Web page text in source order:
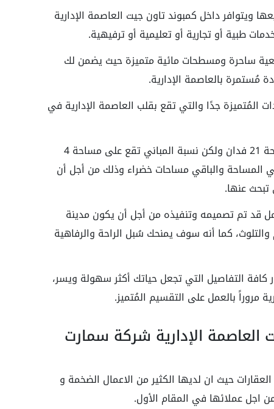
ويتوافر داخل كمبوند تاون جيت العاصمة الإدارية
طبية أو تجارية أو تعليمية أو ترفيهية.
ساحرة ومسطحات مائية متميزة حيث يضمن لك
مُستمرة بالعاصمة الإدارية.
المُتميزة جدًا والتي تقع بقلب العاصمة الإدارية في
ويقام كمبوند تاون جيت العاصمة الإدارية على مساحة 21 فدان ولكن نسبة المباني تقع على مساحة 4
البناء تُمثل 18% من إجمالي المساحة والباقي مساحات خضراء وذلك من أجل أن
تبحث عنها.
قد تم تصميمه وتنفيذه من أجل أن يكون مدينة
كما أنه سوف يمنحك سُبل الراحة والرفاهية
كافة التفاصيل التي تجعل حياتك أكثر سهولة ويسر،
مروراً بالعمل على التقسيم المُتميز.
العاصمة الإدارية شركة سمارت
حيث ان لديها الكثير من الاعمال الضخمة و
اجل عملائها في المقام الأول.